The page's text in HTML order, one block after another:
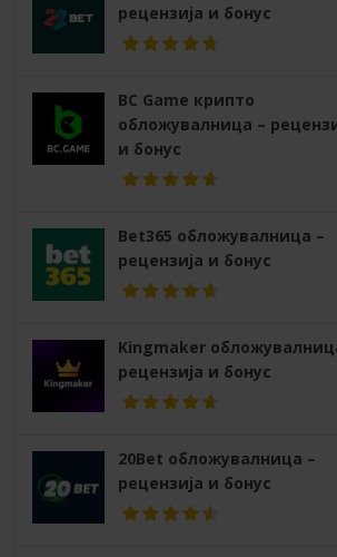
рецензија и бонус
BC Game крипто
обложувалница –
и бонус
Bet365 обложувалница –
рецензија и бонус
Kingmaker
рецензија и бонус
20Bet обложувалница –
рецензија и бонус